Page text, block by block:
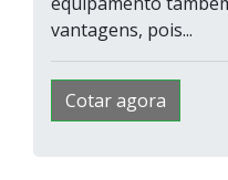
vantagens, pois...
Cotar agora